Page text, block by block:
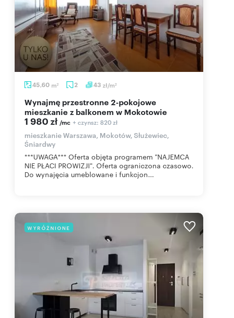
45,60 m2 2 43 zł/m2
Wynajmę przestronne 2-pokojowe
mieszkanie z balkonem w Mokotowie
1 980 zł /mc + czynsz: 820 zł
mieszkanie Warszawa, Mokotów, Służewiec,
Śniardwy
***UWAGA*** Oferta objęta programem "NAJEMCA
NIE PŁACI PROWIZJI". Oferta ograniczona czasowo.
Do wynajęcia umeblowane i funkcjon...
WYRÓŻNIONE